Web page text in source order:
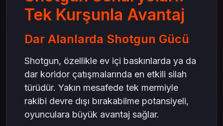
Tek Kurşunla Avantaj
Dar Alanlarda Shotgun Gücü
Shotgun, özellikle ev içi baskınlarda ya da
dar koridor çatışmalarında en etkili silah
türüdür. Yakın mesafede tek mermiyle
rakibi devre dışı bırakabilme potansiyeli,
oyunculara büyük avantaj sağlar.